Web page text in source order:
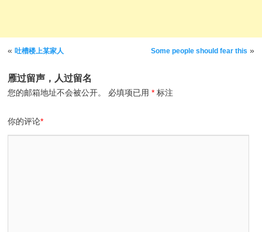
文章导航
«吐槽楼上某家人 Some people should fear this »
雁过留声，人过留名
您的邮箱地址不会被公开。 必填项已用* 标注
你的评论*